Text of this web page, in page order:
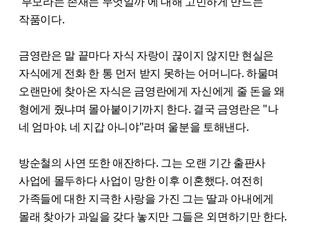
작품이다.
금영란은 말 끝마다 자식 자랑이 끊이지 않지만 현실은
자식에게 전화 한 통 먼저 받지 못하는 어머니다. 하물며
오랜만에 찾아온 자식은 금영란에게 자신에게 줄 돈을 왜
형에게 줬냐며 몰아붙이기까지 한다. 결국 금영란은 "나
네 엄마야. 네 지갑 아니야"라며 울분을 토해낸다.
방순철의 사연 또한 애잔하다. 그는 오랜 기간 출판사
사업에 몰두하다 사업이 망한 이후 이혼했다. 여전히
가족들에 대한 지극한 사랑을 가진 그는 딸과 아내에게
몰래 찾아가 과일을 갖다 놓지만 그들은 외면하기만 한다.